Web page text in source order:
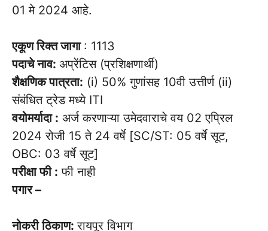
01 मे 2024 आहे.
एकूण रिक्त जागा : 1113
पदाचे नाव: अप्रेंटिस (प्रशिक्षणार्थी)
शैक्षणिक पात्रता: (i) 50% गुणांसह 10वी उत्तीर्ण (ii)
संबंधित ट्रेड मध्ये ITI
वयोमर्यादा : अर्ज करणाऱ्या उमेदवाराचे वय 02 एप्रिल
2024 रोजी 15 ते 24 वर्षे [SC/ST: 05 वर्षे सूट,
OBC: 03 वर्षे सूट]
परीक्षा फी : फी नाही
पगार –
नोकरी ठिकाण:रायपूर विभाग